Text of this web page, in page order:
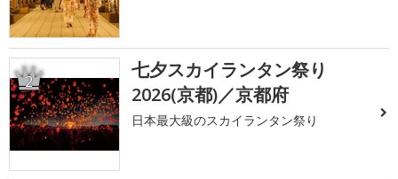
2
七夕スカイランタン祭り
2026(京都)／京都府
日本最大級のスカイランタン祭り